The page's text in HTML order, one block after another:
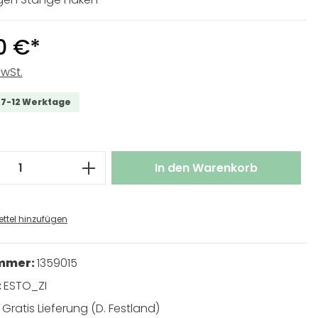
€*
12 Werktage
Anzahl: Gib den gewünschten
In den Warenkorb
hinzufügen
1359015
ESTO_ZI
Gratis Lieferung (D. Festland)